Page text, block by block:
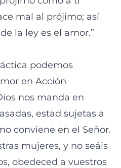
mal al prójimo; así
la ley es el amor.”
podemos
en Acción
nos manda en
estad sujetas a
conviene en el Señor.
mujeres, y no seáis
obedeced a vuestros